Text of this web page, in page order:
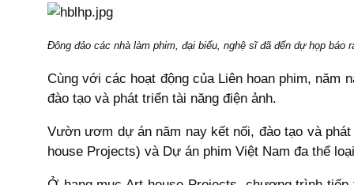
Đông đảo các nhà làm phim, đại biểu, nghệ sĩ đã đến dự họp báo
Cùng với các hoạt động của Liên hoan phim,
đào tạo và phát triển tài năng điện ảnh.
Vườn ươm dự án năm nay kết nối, đào tạo và
house Projects) và Dự án phim Việt Nam đa thể